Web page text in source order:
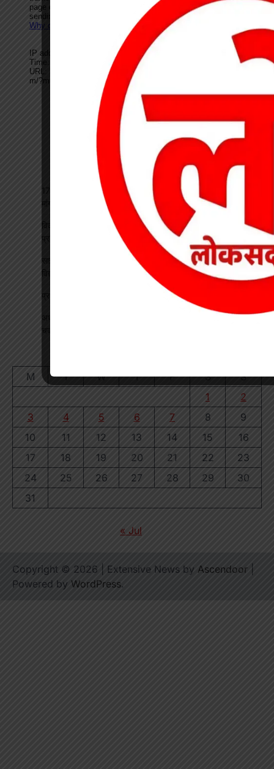
17 अगस्त की हड़ताल से पहले चेयरमैन ने बुलाई बैठक, बिजली कर्मियों की
विकसित भारत रोजगार मिशन पर खारंग में एकदिवसीय प्रशिक्षण, जनपद
प्रतिनिधियों ने सीखी योजनाओं के प्रभावी क्रियान्वयन की बारीकियां
साइबर सुरक्षा एवं छात्र कानून जागरूकता कार्यक्रम आयोजित, प्रतिभावान
प्रधान पाठक पर हमला, स्कूल का चपरासी गिरफ्तार
अधीक्षिका को हटाने की मांग पर छात्राओं का फूटा गुस्सा, NH-130 पर
M
T W T F S
S
1
2
3
4 5 6 7 8
9
10
11 12 13 14 15
16
17
18 19 20 21 22
23
24
25 26 27 28 29
30
31
« Jul
Copyright © 2026 | Extensive News by Ascendoor
Powered by WordPress.